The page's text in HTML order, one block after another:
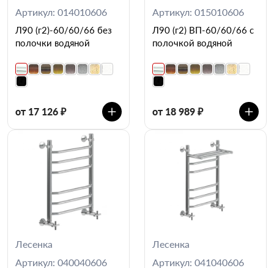
Артикул: 014010606
Л90 (г2)-60/60/66 без
полочки водяной
от 17 126 ₽
Артикул: 015010606
Л90 (г2) ВП-60/60/66 с
полочкой водяной
от 18 989 ₽
Лесенка
Артикул: 040040606
Лесенка
Артикул: 041040606